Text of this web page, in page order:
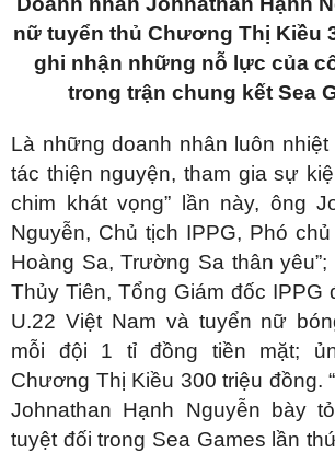
nữ tuyển thủ Chương Thị Kiều
ghi nhận những nỗ lực của
trong trận chung kết Sea
Là những doanh nhân luôn nhiệt
tác thiện nguyện, tham gia sự
chim khát vọng” lần này, ông
Nguyễn, Chủ tịch IPPG, Phó
Hoàng Sa, Trường Sa thân
Thủy Tiên, Tổng Giám đốc IPPG
U.22 Việt Nam và tuyển nữ
mỗi đội 1 tỉ đồng tiền mặt;
Chương Thị Kiều 300 triệu đồng.
Johnathan Hạnh Nguyễn bày
tuyệt đối trong Sea Games lần